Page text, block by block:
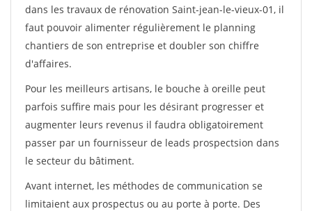
dans les travaux de rénovation Saint-jean-le-vieux-01, il
faut pouvoir alimenter régulièrement le planning
chantiers de son entreprise et doubler son chiffre
d'affaires.
Pour les meilleurs artisans, le bouche à oreille peut
parfois suffire mais pour les désirant progresser et
augmenter leurs revenus il faudra obligatoirement
passer par un fournisseur de leads prospectsion dans
le secteur du bâtiment.
Avant internet, les méthodes de communication se
limitaient aux prospectus ou au porte à porte. Des